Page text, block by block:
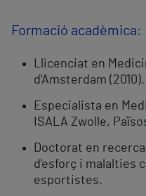
Formació acadèmica:
Llicenciat en
d'Amsterdam (2010).
Especialista en
ISALA Zwolle,
Doctorat en
d'esforç i malalties
esportistes.